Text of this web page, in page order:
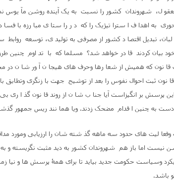
ل، شهروندان کشور را نسبت به یک آینده روشن مآ یوس
به اهدا ف ا سترا تیژیک را که د ر را ستا ی مبا رزه با
تبدیل اقتصا د کشور از مصرفی به تولید ی، توسعه
خود بیان کردند قا در خواهد شد؟ مسلما که با تد اوم
قا نون که همیش از شعا رها وحرف های هیجا ن آ ور شا ن
قا نون ثبت احوال نفوس را بعد از توشیح جهت با زنگری وتطابق
پرسش بر انگیزاست آیا جنا ب شا ن از روند قا نون گذ ا ری
به چنین ا قدام مضحک زدند. ویا هما نند ریس جمهور
وفعا لیت های حدود سه ماهه گذ شته شان را ارزیابی ومورد
نیست اما باز هم شهروندان کشور به دید مثبت نگریسته و به
وسیاست حکومت جدید بیاید تا برای همۀ پرسش ها و نیا
باشد .